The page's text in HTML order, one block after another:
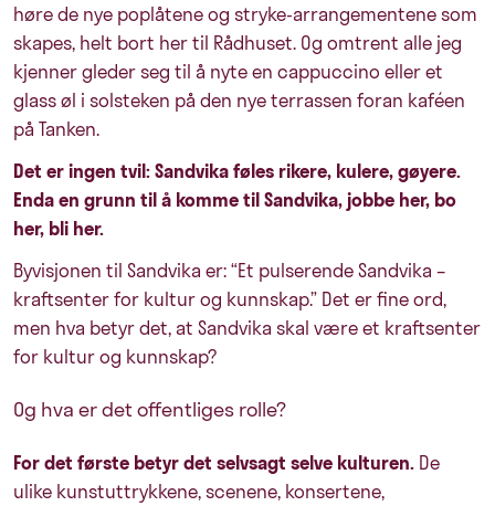
høre de nye poplåtene og stryke-arrangementene som
skapes, helt bort her til Rådhuset. Og omtrent alle jeg
kjenner gleder seg til å nyte en cappuccino eller et
glass øl i solsteken på den nye terrassen foran kaféen
på Tanken.
Det er ingen tvil: Sandvika føles rikere, kulere, gøyere.
Enda en grunn til å komme til Sandvika, jobbe her, bo
her, bli her.
Byvisjonen til Sandvika er: “Et pulserende Sandvika –
kraftsenter for kultur og kunnskap.” Det er fine ord,
men hva betyr det, at Sandvika skal være et kraftsenter
for kultur og kunnskap?
Og hva er det offentliges rolle?
For det første betyr det selvsagt selve kulturen. De
ulike kunstuttrykkene, scenene, konsertene,